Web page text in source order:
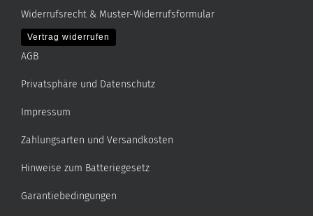
Widerrufsrecht & Muster-Widerrufsformular
Vertrag widerrufen
AGB
Privatsphäre und Datenschutz
Impressum
Zahlungsarten und Versandkosten
Hinweise zum Batteriegesetz
Garantiebedingungen